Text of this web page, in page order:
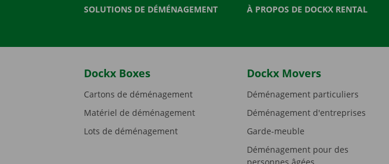
SOLUTIONS DE DÉMÉNAGEMENT
À PROPOS DE DOCKX RENTAL
Dockx Boxes
Cartons de déménagement
Matériel de déménagement
Lots de déménagement
Dockx Movers
Déménagement particuliers
Déménagement d'entreprises
Garde-meuble
Déménagement pour des